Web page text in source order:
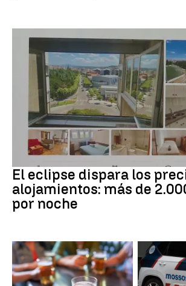
Eclipse solar
El eclipse dispara los
alojamientos: más de
por noche